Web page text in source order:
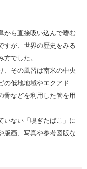
から直接吸い込んで嗜む
すが、世界の歴史をみる
方でした。
、その風習は南米の中央
の低地地域やエクアド
骨などを利用した管を用
いない「嗅ぎたばこ」に
版画、写真や参考図版な